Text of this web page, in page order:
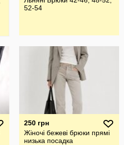
52-54
250 грн
Жіночі бежеві брюки прямі
низька посадка